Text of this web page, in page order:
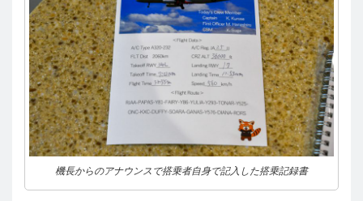
機長からのアナウンスで搭乗者自身で記入した搭乗記録書